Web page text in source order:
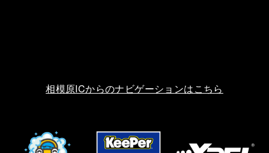
相模原ICからのナビゲーションはこちら